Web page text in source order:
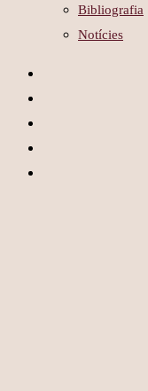
Bibliografia
Notícies